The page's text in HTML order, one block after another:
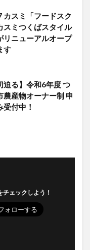
カスミ「フードスク
スミつくばスタイル
リニューアルオープ
す
迫る】令和6年度 つ
農産物オーナー制 申
受付中！
チェックしよう！